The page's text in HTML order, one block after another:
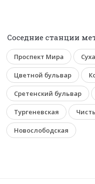
Соседние станции
Проспект Мира
Цветной бульвар
Сретенский бульвар
Тургеневская
Новослободская